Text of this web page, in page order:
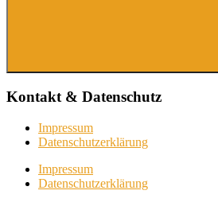
Kontakt & Datenschutz
Impressum
Datenschutzerklärung
Impressum
Datenschutzerklärung